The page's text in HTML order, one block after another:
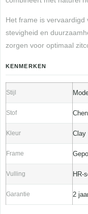
Het frame is
stevigheid en
zorgen voor optimaal
KENMERKEN
Stijl
Stof
Kleur Clay
Frame
Vulling HR-
Garantie 2